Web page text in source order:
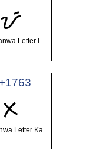
ᝡ
Letter I
ᝣ
Letter Ka